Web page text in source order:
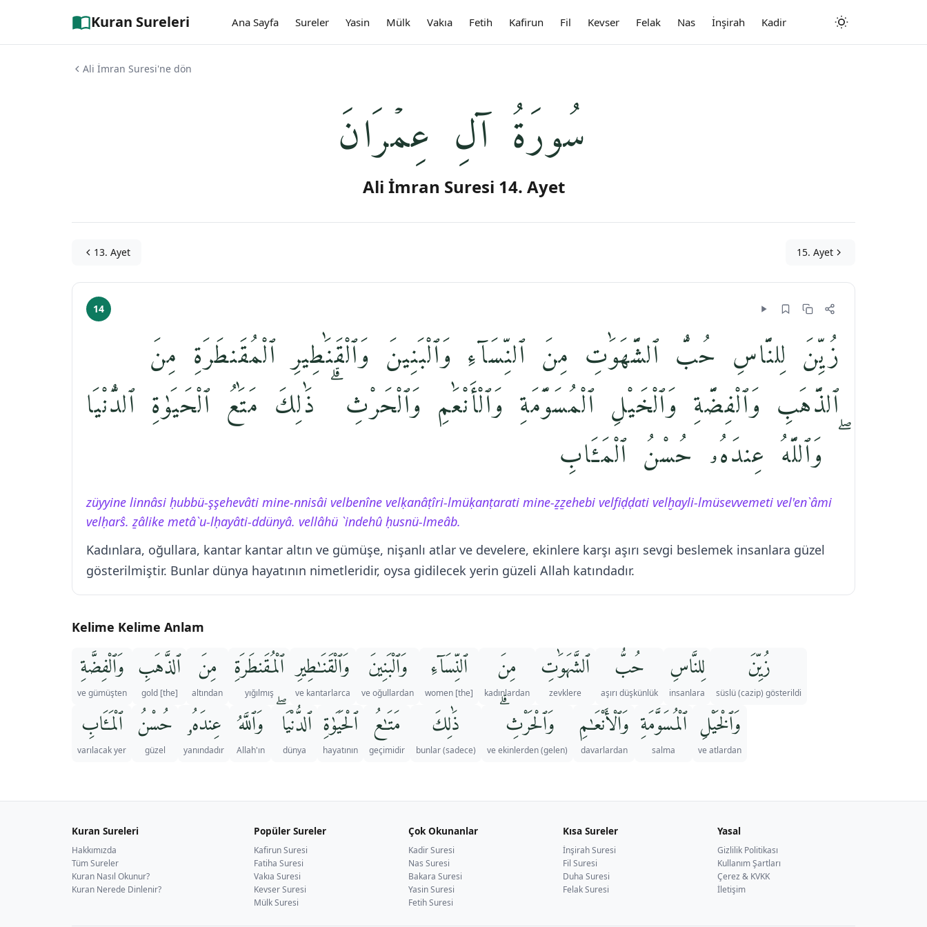
Kuran Sureleri Ana Sayfa Sureler Yasin Mülk Vakıa Fetih Kafirun Fil Kevser Felak Nas İnşirah Kadir
Ali İmran Suresi'ne dön
سُورَةُ آلِ عِمۡرَانَ
Ali İmran Suresi 14. Ayet
13. Ayet 15. Ayet
14
زُيِّنَ لِلنَّاسِ حُبُّ ٱلشَّهَوَٰتِ مِنَ ٱلنِّسَآءِ وَٱلْبَنِينَ وَٱلْقَنَٰطِيرِ ٱلْمُقَنطَرَةِ مِنَ
ٱلذَّهَبِ وَٱلْفِضَّةِ وَٱلْخَيْلِ ٱلْمُسَوَّمَةِ وَٱلْأَنْعَٰمِ وَٱلْحَرْثِ ۗ ذَٰلِكَ مَتَٰعُ ٱلْحَيَوٰةِ ٱلدُّنْيَا
ۖ وَٱللَّهُ عِندَهُۥ حُسْنُ ٱلْمَـَٔابِ
züyyine linnâsi ḥubbü-şşehevâti mine-nnisâi velbenîne velḳanâṭîri-lmüḳanṭarati mine-ẕẕehebi velfiḍḍati velḫayli-lmüsevvemeti vel'en`âmi
velḥarŝ. ẕâlike metâ`u-lḥayâti-ddünyâ. vellâhü `indehû ḥusnü-lmeâb.
Kadınlara, oğullara, kantar kantar altın ve gümüşe, nişanlı atlar ve develere, ekinlere karşı aşırı sevgi beslemek insanlara güzel
gösterilmiştir. Bunlar dünya hayatının nimetleridir, oysa gidilecek yerin güzeli Allah katındadır.
Kelime Kelime Anlam
زُيِّنَ
süslü (cazip) gösterildi
لِلنَّاسِ
insanlara
حُبُّ
aşırı düşkünlük
ٱلشَّهَوَٰتِ
zevklere
مِنَ
kadınlardan
ٱلنِّسَآءِ
[the] women
وَٱلْبَنِينَ
ve oğullardan
وَٱلْقَنَـٰطِيرِ
ve kantarlarca
ٱلْمُقَنطَرَةِ
yığılmış
مِنَ
altından
ٱلذَّهَبِ
[the] gold
وَٱلْفِضَّةِ
ve gümüşten
وَٱلْخَيْلِ
ve atlardan
ٱلْمُسَوَّمَةِ
salma
وَٱلْأَنْعَـٰمِ
davarlardan
وَٱلْحَرْثِ ۗ
ve ekinlerden (gelen)
ذَٰلِكَ
bunlar (sadece)
مَتَـٰعُ
geçimidir
ٱلْحَيَوٰةِ
hayatının
ٱلدُّنْيَا ۖ
dünya
وَٱللَّهُ
Allah'ın
عِندَهُۥ
yanındadır
حُسْنُ
güzel
ٱلْمَـَٔابِ
varılacak yer
Kuran Sureleri
Hakkımızda
Tüm Sureler
Kuran Nasıl Okunur?
Kuran Nerede Dinlenir?
Popüler Sureler
Kafirun Suresi
Fatiha Suresi
Vakıa Suresi
Kevser Suresi
Mülk Suresi
Çok Okunanlar
Kadir Suresi
Nas Suresi
Bakara Suresi
Yasin Suresi
Fetih Suresi
Kısa Sureler
İnşirah Suresi
Fil Suresi
Duha Suresi
Felak Suresi
Yasal
Gizlilik Politikası
Kullanım Şartları
Çerez & KVKK
İletişim